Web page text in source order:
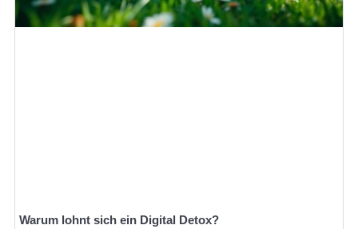
Warum lohnt sich ein Digital Detox?